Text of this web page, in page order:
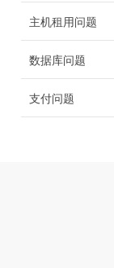
主机租用问题
数据库问题
支付问题